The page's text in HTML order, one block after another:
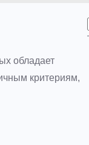
обладает
критериям,